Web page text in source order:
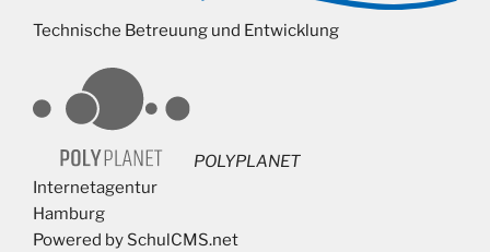
Technische Betreuung und Entwicklung
POLYPLANET
Internetagentur
Hamburg
Powered by SchulCMS.net